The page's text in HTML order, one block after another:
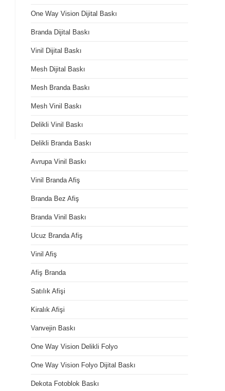
One Way Vision Dijital Baskı
Branda Dijital Baskı
Vinil Dijital Baskı
Mesh Dijital Baskı
Mesh Branda Baskı
Mesh Vinil Baskı
Delikli Vinil Baskı
Delikli Branda Baskı
Avrupa Vinil Baskı
Vinil Branda Afiş
Branda Bez Afiş
Branda Vinil Baskı
Ucuz Branda Afiş
Vinil Afiş
Afiş Branda
Satılık Afişi
Kiralık Afişi
Vanvejin Baskı
One Way Vision Delikli Folyo
One Way Vision Folyo Dijital Baskı
Dekota Fotoblok Baskı